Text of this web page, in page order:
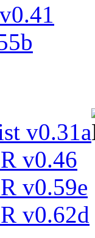
v0.31a
v0.46
v0.59e
v0.62d